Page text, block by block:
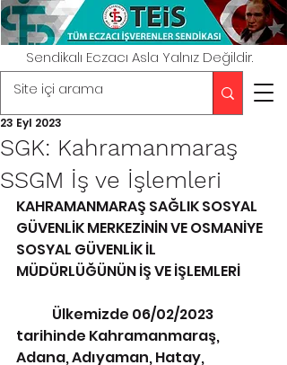
Sendikalı Eczacı Asla Yalnız Değildir.
SGK: Kahramanmaraş
SSGM İş ve İşlemleri
23 Eyl 2023
KAHRAMANMARAŞ SAĞLIK SOSYAL
GÜVENLİK MERKEZİNİN VE OSMANİYE
SOSYAL GÜVENLİK İL
MÜDÜRLÜĞÜNÜN İŞ VE İŞLEMLERİ
tarihinde Kahramanmaraş,
Adana, Adıyaman, Hatay,